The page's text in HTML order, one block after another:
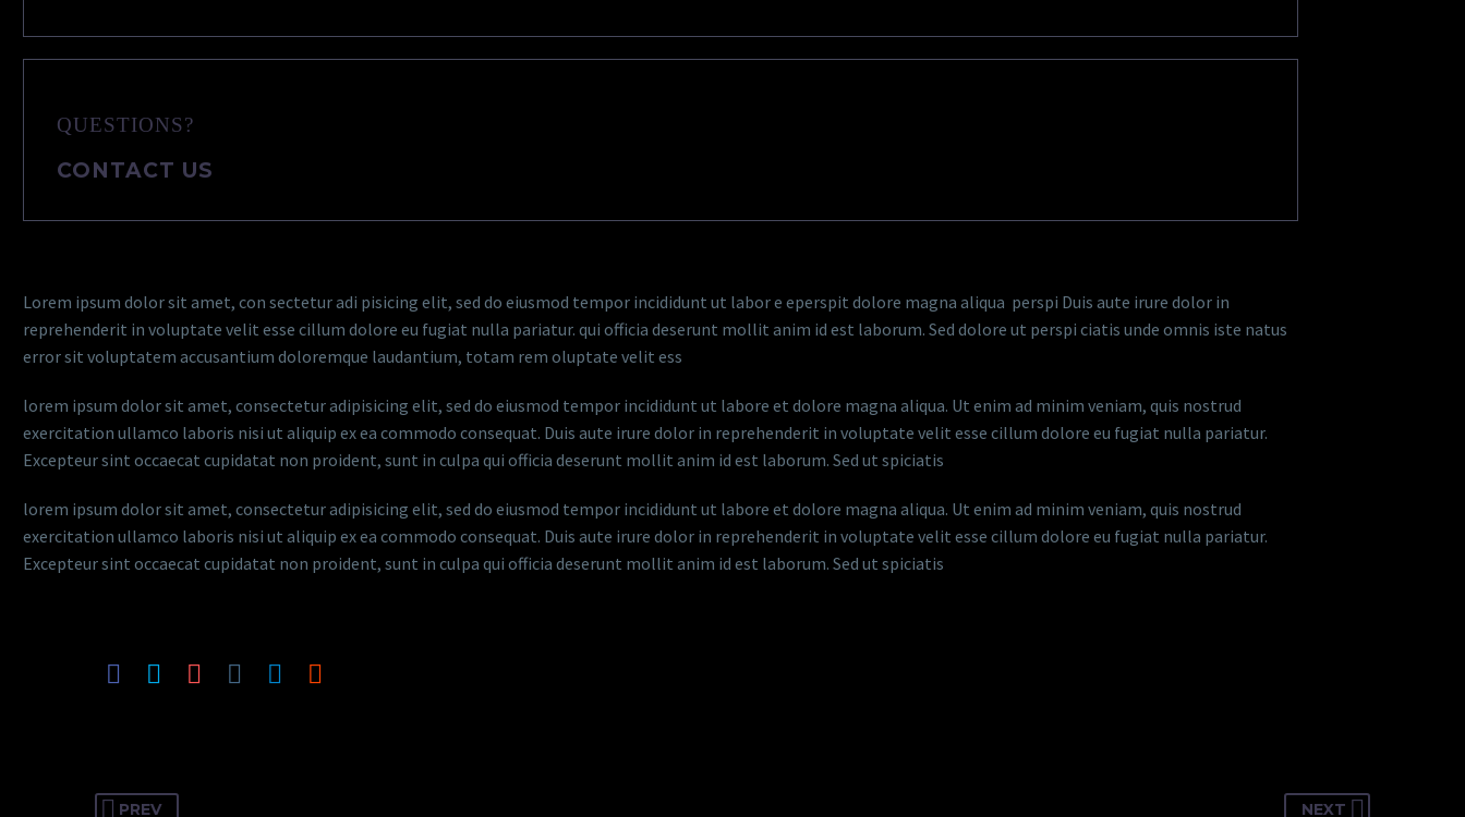
QUESTIONS?
CONTACT US
Lorem ipsum dolor sit amet, con sectetur adi pisicing elit, sed do eiusmod tempor incididunt ut labor e eperspit dolore magna aliqua perspi Duis aute irure dolor in
reprehenderit in voluptate velit esse cillum dolore eu fugiat nulla pariatur. qui officia deserunt mollit anim id est laborum. Sed dolore ut perspi ciatis unde omnis iste natus
error sit voluptatem accusantium doloremque laudantium, totam rem oluptate velit ess
lorem ipsum dolor sit amet, consectetur adipisicing elit, sed do eiusmod tempor incididunt ut labore et dolore magna aliqua. Ut enim ad minim veniam, quis nostrud
exercitation ullamco laboris nisi ut aliquip ex ea commodo consequat. Duis aute irure dolor in reprehenderit in voluptate velit esse cillum dolore eu fugiat nulla pariatur.
Excepteur sint occaecat cupidatat non proident, sunt in culpa qui officia deserunt mollit anim id est laborum. Sed ut spiciatis
lorem ipsum dolor sit amet, consectetur adipisicing elit, sed do eiusmod tempor incididunt ut labore et dolore magna aliqua. Ut enim ad minim veniam, quis nostrud
exercitation ullamco laboris nisi ut aliquip ex ea commodo consequat. Duis aute irure dolor in reprehenderit in voluptate velit esse cillum dolore eu fugiat nulla pariatur.
Excepteur sint occaecat cupidatat non proident, sunt in culpa qui officia deserunt mollit anim id est laborum. Sed ut spiciatis
PREV NEXT